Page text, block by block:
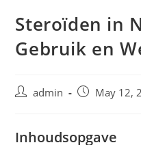
Steroïden in
Gebruik en
admin May 12,
Inhoudsopgave